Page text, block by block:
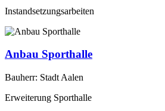
Instandsetzungsarbeiten
Anbau Sporthalle
Bauherr: Stadt Aalen
Erweiterung Sporthalle